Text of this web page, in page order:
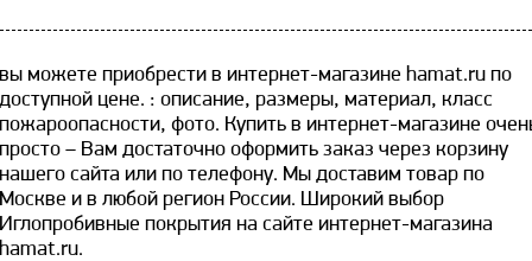
вы можете приобрести в интернет-магазине hamat.ru по
доступной цене. ​: описание, размеры, материал, класс
пожароопасности, фото. Купить в интернет-магазине
просто – Вам достаточно оформить заказ через корзину
нашего сайта или по телефону. Мы доставим товар по
Москве и в любой регион России. Широкий выбор
Иглопробивные покрытия на сайте интернет-магазина
hamat.ru.